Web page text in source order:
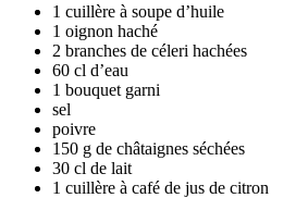
1 cuillère à soupe d’huile
1 oignon haché
2 branches de céleri hachées
60 cl d’eau
1 bouquet garni
sel
poivre
150 g de châtaignes séchées
30 cl de lait
1 cuillère à café de jus de citron